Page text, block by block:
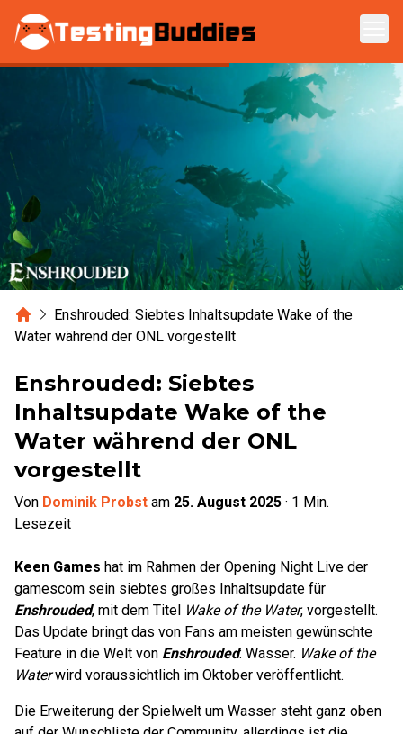
Zum Hauptinhalt springen
HomeEnshrouded: Siebtes Inhaltsupdate Wake of the
Water während der ONL vorgestellt
Enshrouded: Siebtes
Inhaltsupdate Wake of the
Water während der ONL
vorgestellt
Von Dominik Probst am 25. August 2025 · 1 Min.
Lesezeit
Keen Games hat im Rahmen der Opening Night Live der
gamescom sein siebtes großes Inhaltsupdate für
Enshrouded, mit dem Titel Wake of the Water, vorgestellt.
Das Update bringt das von Fans am meisten gewünschte
Feature in die Welt von Enshrouded: Wasser. Wake of the
Waterwird voraussichtlich im Oktober veröffentlicht.
Die Erweiterung der Spielwelt um Wasser steht ganz oben